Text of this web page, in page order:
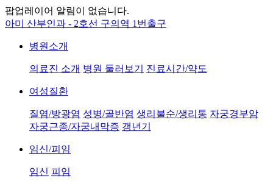
팝업레이어 알림이 없습니다.
아미 산부인과 - 2호선 구의역 1번출구
병원소개
의료진 소개 병원 둘러보기 진료시간/약도
여성질환
질염/방광염 성병/골반염 생리불순/생리통 자궁경부암
자궁근종/자궁내막증 갱년기
임신/피임
임신 피임